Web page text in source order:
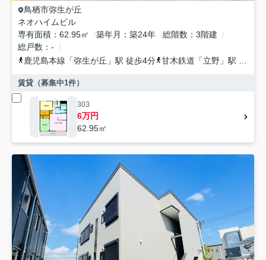
鳥栖市弥生が丘
ネオハイムビル
専有面積
62.95㎡ 築年月 築24年 総階数
3階建
総戸数
-
鹿児島本線 「弥生が丘 」駅 徒歩4分 甘木鉄道 「立野 」駅 徒歩27分
賃貸（募集中1件）
303
6万円
62.95㎡